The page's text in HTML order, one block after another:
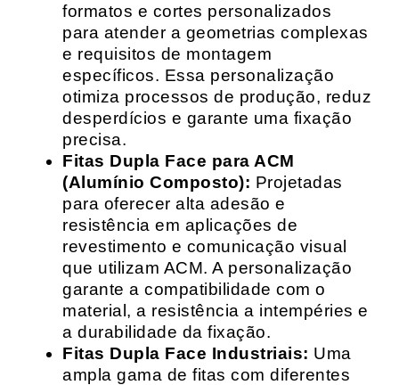
formatos e cortes personalizados
para atender a geometrias complexas
e requisitos de montagem
específicos. Essa personalização
otimiza processos de produção, reduz
desperdícios e garante uma fixação
precisa.
Fitas Dupla Face para ACM
(Alumínio Composto): Projetadas
para oferecer alta adesão e
resistência em aplicações de
revestimento e comunicação visual
que utilizam ACM. A personalização
garante a compatibilidade com o
material, a resistência a intempéries e
a durabilidade da fixação.
Fitas Dupla Face Industriais: Uma
ampla gama de fitas com diferentes